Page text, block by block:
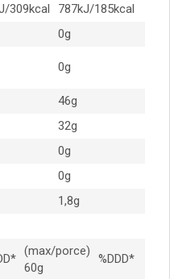
309kcal
787kJ/185kcal
0g
0g
46g
32g
0g
0g
1,8g
(max/porce)
60g
%DDD*